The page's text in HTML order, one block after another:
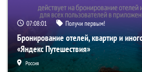
07:07:59 Получи первым!
Бронирование отелей, квартир и
«Яндекс Путешествия»
Россия